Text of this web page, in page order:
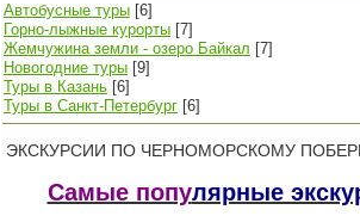
Автобусные туры [6]
Горно-лыжные курорты [7]
Жемчужина земли - озеро Байкал [7]
Новогодние туры [9]
Туры в Казань [6]
Туры в Санкт-Петербург [6]
ЭКСКУРСИИ ПО ЧЕРНОМОРСКОМУ
Самые популярные